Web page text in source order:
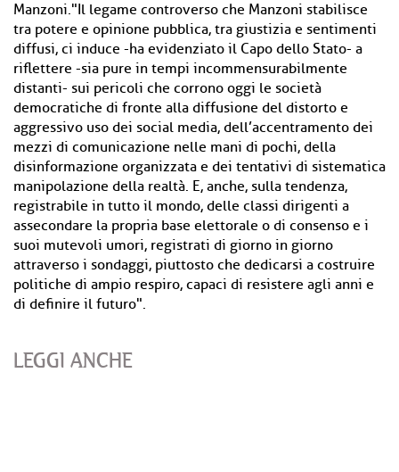
Manzoni."Il legame controverso che Manzoni stabilisce
tra potere e opinione pubblica, tra giustizia e sentimenti
diffusi, ci induce -ha evidenziato il Capo dello Stato- a
riflettere -sia pure in tempi incommensurabilmente
distanti- sui pericoli che corrono oggi le società
democratiche di fronte alla diffusione del distorto e
aggressivo uso dei social media, dell’accentramento dei
mezzi di comunicazione nelle mani di pochi, della
disinformazione organizzata e dei tentativi di sistematica
manipolazione della realtà. E, anche, sulla tendenza,
registrabile in tutto il mondo, delle classi dirigenti a
assecondare la propria base elettorale o di consenso e i
suoi mutevoli umori, registrati di giorno in giorno
attraverso i sondaggi, piuttosto che dedicarsi a costruire
politiche di ampio respiro, capaci di resistere agli anni e
di definire il futuro".
LEGGI ANCHE